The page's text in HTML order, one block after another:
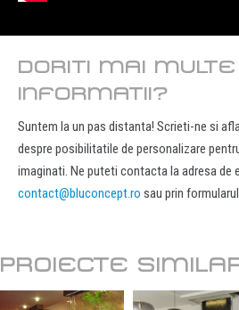
DORITI MAI MULTE
INFORMATII?
Suntem la un pas distanta! Scrieti-ne si
despre posibilitatile de personalizare
imaginati. Ne puteti contacta la adresa de
contact@bluconcept.ro sau prin
PROIECTE